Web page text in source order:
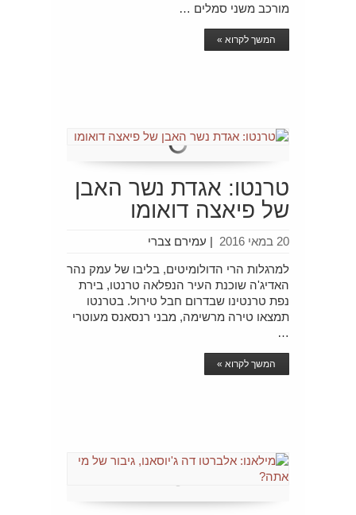
מורכב משני סמלים …
המשך לקרוא »
טרנטו: אגדת נשר האבן
של פיאצה דואומו
עמירם צברי | 20 במאי 2016
למרגלות הרי הדולומיטים, בליבו של עמק נהר
האדיג'ה שוכנת העיר הנפלאה טרנטו, בירת
נפת טרנטינו שבדרום חבל טירול. בטרנטו
תמצאו טירה מרשימה, מבני רנסאנס מעוטרי
…
המשך לקרוא »